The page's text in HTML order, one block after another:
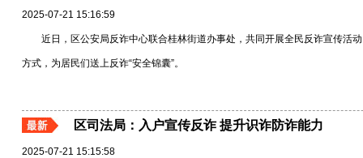
2025-07-21 15:16:59
近日，区公安局反诈中心联合桂林街道办事处，共同开展全民反诈宣传活动
方式，为居民们送上反诈“安全锦囊”。
区司法局：入户宣传反诈 提升识诈防诈能力
2025-07-21 15:15:58